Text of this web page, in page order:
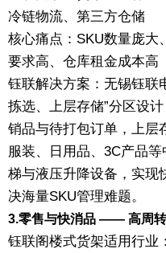
冷链物流、第三方仓储
核心痛点：SKU数量庞大
要求高、仓库租金成本高
钰联解决方案：无锡钰联
拣选、上层存储”分区设
销品与待打包订单，上层
服装、日用品、3C产品
梯与液压升降设备，实现
决海量SKU管理难题。
3.零售与快消品 —— 高周
钰联阁楼式货架适用行业